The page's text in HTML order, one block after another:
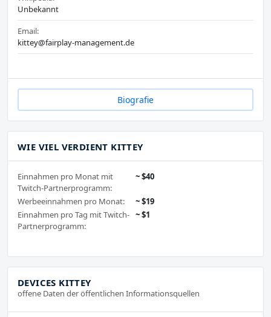
Unbekannt
Email:
kittey@fairplay-management.de
Biografie
WIE VIEL VERDIENT KITTEY
Einnahmen pro Monat mit
Twitch-Partnerprogramm:
~ $40
Werbeeinnahmen pro Monat:
~ $19
Einnahmen pro Tag mit Twitch-
Partnerprogramm:
~ $1
DEVICES KITTEY
offene Daten der öffentlichen Informationsquellen